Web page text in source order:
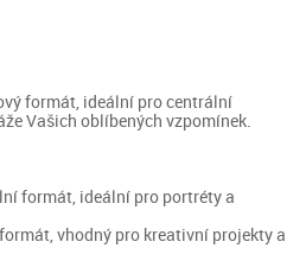
formát, ideální pro centrální
Vašich oblíbených vzpomínek.
formát, ideální pro portréty a
vhodný pro kreativní projekty a